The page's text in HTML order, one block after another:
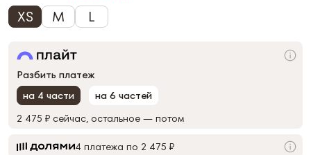
XS M L
Разбить платеж
на 4 части
на 6 частей
2 475 ₽ сейчас, остальное — потом
4 платежа по 2 475 ₽